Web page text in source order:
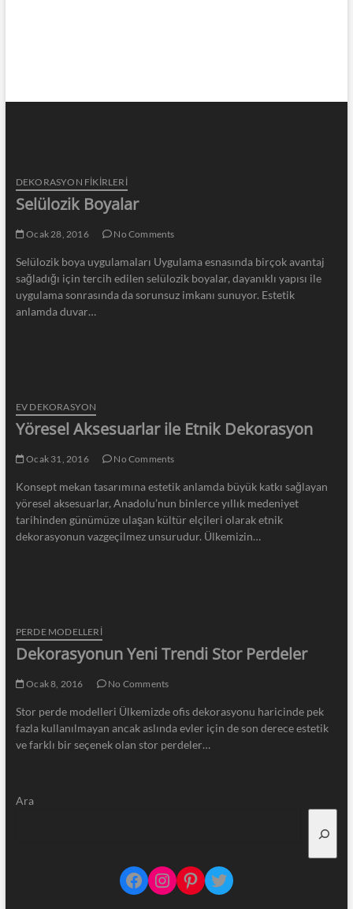
DEKORASYON FİKİRLERİ
Selülozik Boyalar
Ocak 28, 2016 No Comments
Selülozik boya uygulamaları Uygulama esnasında birçok avantaj
sağladığı için tercih edilen selülozik boyalar, dayanıklı yapısı ile
uygulama sonrasında da sorunsuz imkanı sunuyor. Estetik
anlamda duvar…
EV DEKORASYON
Yöresel Aksesuarlar ile Etnik Dekorasyon
Ocak 31, 2016 No Comments
Konsept mekan tasarımına estetik anlamda büyük katkı sağlayan
yöresel aksesuarlar, Anadolu’nun binlerce yıllık medeniyet
tarihinden günümüze ulaşan kültür elçileri olarak etnik
dekorasyonun vazgeçilmez unsurudur. Ülkemizin…
PERDE MODELLERI
Dekorasyonun Yeni Trendi Stor Perdeler
Ocak 8, 2016 No Comments
Stor perde modelleri Ülkemizde ofis dekorasyonu haricinde pek
fazla kullanılmayan ancak aslında evler için de son derece estetik
ve farklı bir seçenek olan stor perdeler…
Ara
Facebook
Instagram
Pinterest
Twitter